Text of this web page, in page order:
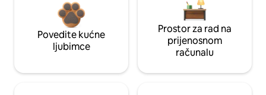
Povedite kućne
ljubimce
Prostor za rad na
prijenosnom
računalu